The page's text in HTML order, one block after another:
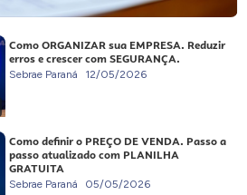
Como ORGANIZAR sua EMPRESA. Reduzir
erros e crescer com SEGURANÇA.
Sebrae Paraná 12/05/2026
Como definir o PREÇO DE VENDA. Passo a
passo atualizado com PLANILHA
GRATUITA
Sebrae Paraná 05/05/2026